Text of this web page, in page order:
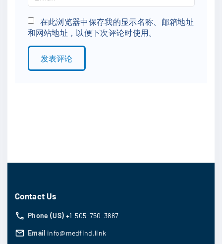
e
*
m
a
i
l
在此浏览器中保存我的显示名称、邮箱地址
和网站地址，以便下次评论时使用。
Contact Us
Phone (US) +1-505-750-3867
Email info@medfind.link